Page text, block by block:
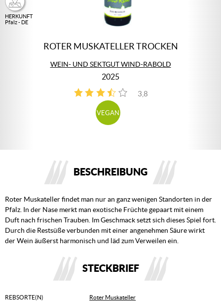
HERKUNFT
Pfalz - DE
ROTER MUSKATELLER TROCKEN
WEIN- UND SEKTGUT WIND-RABOLD
2025
3,8
4
VEGAN
BESCHREIBUNG
Roter Muskateller findet man nur an ganz wenigen Standorten in der
Pfalz. In der Nase merkt man exotische Früchte gepaart mit einem
Duft nach frischen Trauben. Im Geschmack setzt sich dieses Spiel fort.
Durch die Restsüße verbunden mit einer angenehmen Säure wirkt
der Wein äußerst harmonisch und läd zum Verweilen ein.
STECKBRIEF
REBSORTE(N) Roter Muskateller